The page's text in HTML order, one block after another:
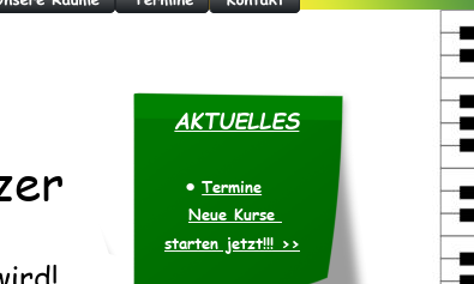
Ter
• Termine
Neue Kurse
starten jetzt!!! >>
AKTUELLES